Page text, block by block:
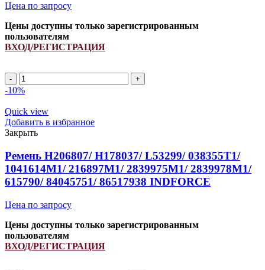
Цена по запросу
Цены доступны только зарегистрированным
пользователям
ВХОД/РЕГИСТРАЦИЯ
A
1220Li/
(РСМ
6201489)
ремень
клиновой
INDFORCE
Strongest
quantity
-10%
Quick view
Добавить в избранное
Закрыть
Ремень H206807/ H178037/ L53299/ 038355T1/
1041614M1/ 216897M1/ 2839975M1/ 2839978M1/
615790/ 84045751/ 86517938 INDFORCE
Цена по запросу
Цены доступны только зарегистрированным
пользователям
ВХОД/РЕГИСТРАЦИЯ